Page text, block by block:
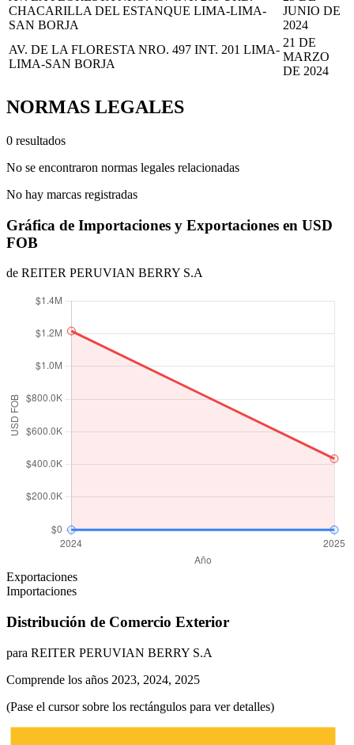
CHACARILLA DEL ESTANQUE LIMA-LIMA-
SAN BORJA
JUNIO DE
2024
AV. DE LA FLORESTA NRO. 497 INT. 201 LIMA-
LIMA-SAN BORJA
21 DE
MARZO
DE 2024
NORMAS LEGALES
0 resultados
No se encontraron normas legales relacionadas
No hay marcas registradas
Gráfica de Importaciones y Exportaciones en USD
FOB
de REITER PERUVIAN BERRY S.A
Exportaciones
Importaciones
Distribución de Comercio Exterior
para REITER PERUVIAN BERRY S.A
Comprende los años 2023, 2024, 2025
(Pase el cursor sobre los rectángulos para ver detalles)